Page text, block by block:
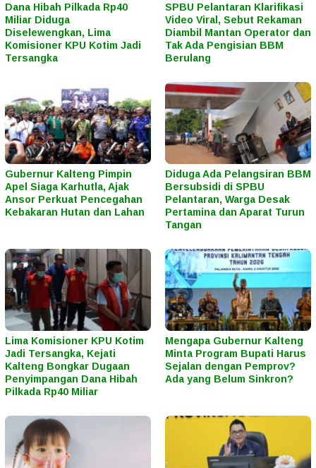
Dana Hibah Pilkada Rp40
Miliar Diduga
Diselewengkan, Lima
Komisioner KPU Kotim Jadi
Tersangka
SPBU Pelantaran Klarifikasi
Video Viral, Sebut Rekaman
Diambil Mantan Operator dan
Tak Ada Pengisian BBM
Berulang
Gubernur Kalteng Pimpin
Apel Siaga Karhutla, Ajak
Ansor Perkuat Pencegahan
Kebakaran Hutan dan Lahan
Diduga Ada Pelangsiran BBM
Bersubsidi di SPBU
Pelantaran, Warga Desak
Pertamina dan Aparat Turun
Tangan
Lima Komisioner KPU Kotim
Jadi Tersangka, Kejati
Kalteng Bongkar Dugaan
Penyimpangan Dana Hibah
Pilkada Rp40 Miliar
Mengapa Gubernur Kalteng
Minta Program Bupati Harus
Sejalan dengan Pemprov?
Ada yang Belum Sinkron?